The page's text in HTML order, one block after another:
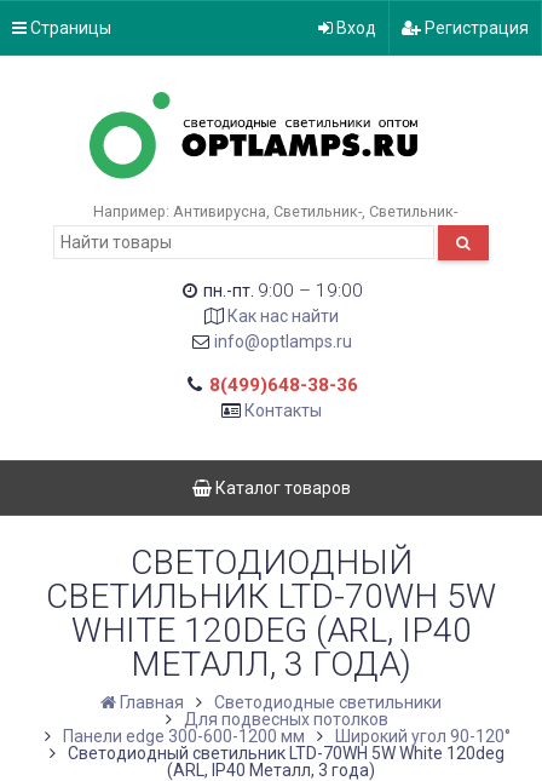
Страницы Вход Регистрация
Например: Антивирусна Светильник- Светильник-
пн.-пт. 9:00 – 19:00
Как нас найти
info@optlamps.ru
8(499)648-38-36
Контакты
Каталог товаров
СВЕТОДИОДНЫЙ
СВЕТИЛЬНИК LTD-70WH 5W
WHITE 120DEG (ARL, IP40
МЕТАЛЛ, 3 ГОДА)
Главная
Светодиодные светильники
Для подвесных потолков
Панели edge 300-600-1200 мм
Широкий угол 90-120°
Светодиодный светильник LTD-70WH 5W White 120deg
(ARL, IP40 Металл, 3 года)